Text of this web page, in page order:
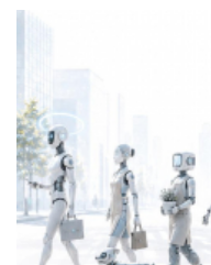
產品，業者仍可繼續販售
只有取得汞含量確認文件